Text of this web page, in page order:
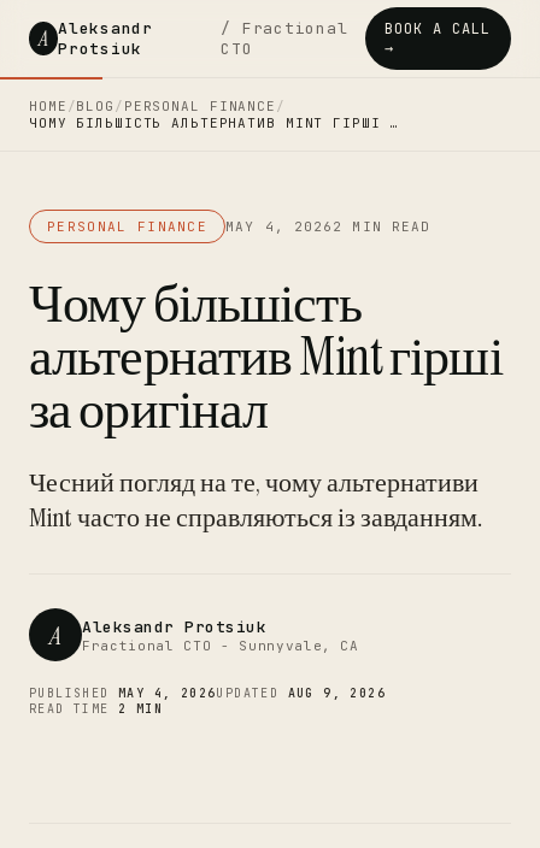
A Aleksandr
Protsiuk
/ Fractional
CTO
BOOK A CALL
→
HOME /BLOG / PERSONAL FINANCE /
ЧОМУ БІЛЬШІСТЬ АЛЬТЕРНАТИВ MINT ГІРШІ …
PERSONAL FINANCE MAY 4, 2026 2 MIN READ
Чому більшість
альтернатив Mint гірші
за оригінал
Чесний погляд на те, чому альтернативи
Mint часто не справляються із завданням.
A Aleksandr Protsiuk
Fractional CTO - Sunnyvale, CA
PUBLISHED MAY 4, 2026UPDATED AUG 9, 2026
READ TIME 2 MIN